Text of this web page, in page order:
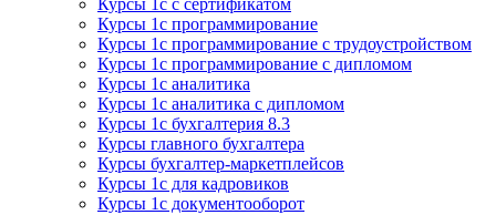
Курсы 1с с сертификатом
Курсы 1с программирование
Курсы 1с программирование с трудоустройством
Курсы 1с программирование с дипломом
Курсы 1с аналитика
Курсы 1с аналитика с дипломом
Курсы 1с бухгалтерия 8.3
Курсы главного бухгалтера
Курсы бухгалтер-маркетплейсов
Курсы 1с для кадровиков
Курсы 1с документооборот